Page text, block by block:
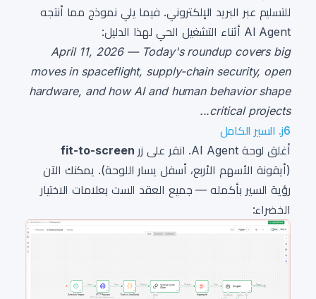
للتسليم عبر البريد الإلكتروني. فيما يلي نموذج مما أنتجه
AI Agent أثناء التشغيل الحي لهذا الدليل:
April 11, 2026 — Today's roundup covers big
moves in spaceflight, supply-chain security, open
hardware, and how AI and human behavior shape
critical projects...
6ز. السير الكامل
أغلق لوحة AI Agent. انقر على زر
fit-to-screen
(أيقونة الأسهم الأربع، أسفل يسار اللوحة). يمكنك الآن
رؤية السير بأكمله — جميع العقد الست بعلامات الاختيار
الخضراء: